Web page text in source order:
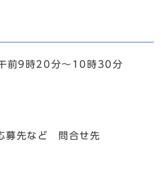
前9時20分～10時30分
募先など 問合せ先